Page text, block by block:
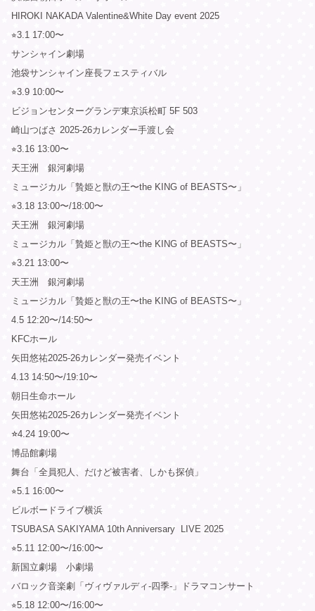
HIROKI NAKADA Valentine&White Day event 2025
⭐︎3.1 17:00〜
サンシャイン劇場
池袋サンシャイン座長フェスティバル
⭐︎3.9 10:00〜
ビジョンセンターグランデ東京浜松町 5F 503
崎山つばさ 2025-26カレンダー手渡し会
⭐︎3.16 13:00〜
天王洲 銀河劇場
ミュージカル「贄姫と獣の王〜the KING of BEASTS〜」
⭐︎3.18 13:00〜/18:00〜
天王洲 銀河劇場
ミュージカル「贄姫と獣の王〜the KING of BEASTS〜」
⭐︎3.21 13:00〜
天王洲 銀河劇場
ミュージカル「贄姫と獣の王〜the KING of BEASTS〜」
4.5 12:20〜/14:50〜
KFCホール
矢田悠祐2025-26カレンダー発売イベント
4.13 14:50〜/19:10〜
朝日生命ホール
矢田悠祐2025-26カレンダー発売イベント
⭐︎4.24 19:00〜
博品館劇場
舞台「全員犯人、だけど被害者、しかも探偵」
⭐︎5.1 16:00〜
ビルボードライブ横浜
TSUBASA SAKIYAMA 10th Anniversary LIVE 2025
⭐︎5.11 12:00〜/16:00〜
新国立劇場 小劇場
バロック音楽劇「ヴィヴァルディ-四季-」ドラマコンサート
⭐︎5.18 12:00〜/16:00〜